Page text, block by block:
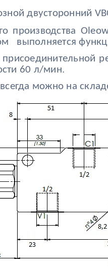
двусторонний
производства
выполняется
присоединительной
60 л/мин.
можно на